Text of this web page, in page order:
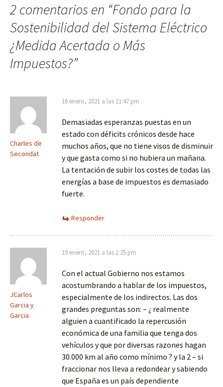
2 comentarios en “Fondo para la
Sostenibilidad del Sistema Eléctrico
¿Medida Acertada o Más
Impuestos?”
Charles de
Secondat
16 enero, 2021 a las 11:47 pm
Demasiadas esperanzas puestas en un
estado con déficits crónicos desde hace
muchos años, que no tiene visos de disminuir
y que gasta como si no hubiera un mañana.
La tentación de subir los costes de todas las
energías a base de impuestos es demasiado
fuerte.
Responder
JCarlos
Garcia y
Garcia
19 enero, 2021 a las 1:25 pm
Con el actual Gobierno nos estamos
acostumbrando a hablar de los impuestos,
especialmente de los indirectos. Las dos
grandes preguntas son: – ¿ realmente
alguien a cuantificado la repercusión
económica de una familia que tenga dos
vehículos y que por diversas razones hagan
30.000 km al año como mínimo ? y la 2 – si
fraccionar nos lleva a redondear y sabiendo
que España es un país dependiente